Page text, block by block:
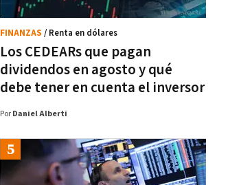
Los CEDEARs que pagan
dividendos en agosto y qué
debe tener en cuenta el inversor
FINANZAS / Renta en dólares
Por Daniel Alberti